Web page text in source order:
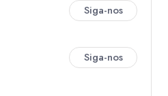
Siga-nos
Siga-nos